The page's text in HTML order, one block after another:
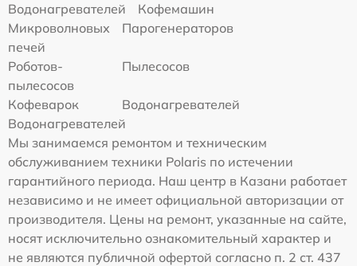
Водонагревателей
Кофемашин
Микроволновых
печей
Парогенераторов
Роботов-
пылесосов
Пылесосов
Кофеварок
Водонагревателей
Водонагревателей
Мы занимаемся ремонтом и техническим
обслуживанием техники Polaris по истечении
гарантийного периода. Наш центр в Казани работает
независимо и не имеет официальной авторизации от
производителя. Цены на ремонт, указанные на сайте,
носят исключительно ознакомительный характер и
не являются публичной офертой согласно п. 2 ст. 437